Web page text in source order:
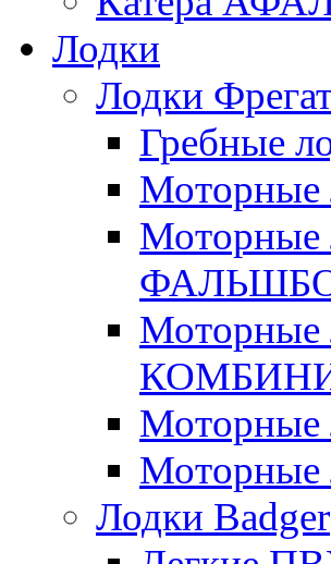
Лодки
Лодки
Гребные
Лодки Badger